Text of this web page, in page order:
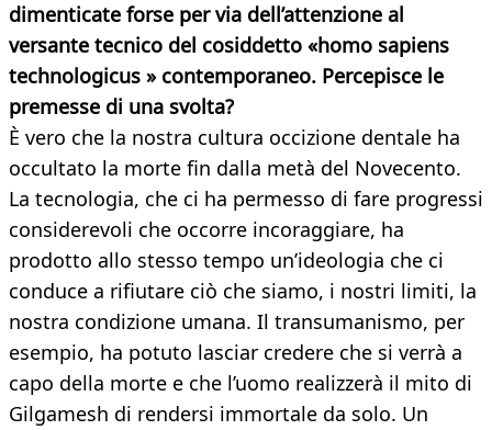
dimenticate forse per via dell’attenzione al
versante tecnico del cosiddetto «homo sapiens
technologicus » contemporaneo. Percepisce le
premesse di una svolta?
È vero che la nostra cultura occizione dentale ha
occultato la morte fin dalla metà del Novecento.
La tecnologia, che ci ha permesso di fare progressi
considerevoli che occorre incoraggiare, ha
prodotto allo stesso tempo un’ideologia che ci
conduce a rifiutare ciò che siamo, i nostri limiti, la
nostra condizione umana. Il transumanismo, per
esempio, ha potuto lasciar credere che si verrà a
capo della morte e che l’uomo realizzerà il mito di
Gilgamesh di rendersi immortale da solo. Un